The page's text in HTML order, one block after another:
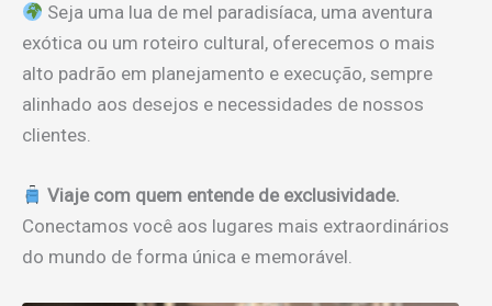
Seja uma lua de mel paradisíaca, uma aventura
exótica ou um roteiro cultural, oferecemos o mais
alto padrão em planejamento e execução, sempre
alinhado aos desejos e necessidades de nossos
clientes.
Viaje com quem entende de exclusividade.
Conectamos você aos lugares mais extraordinários
do mundo de forma única e memorável.